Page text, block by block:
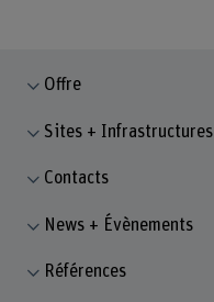
Offre
Sites + Infrastructures
Contacts
News + Évènements
Références